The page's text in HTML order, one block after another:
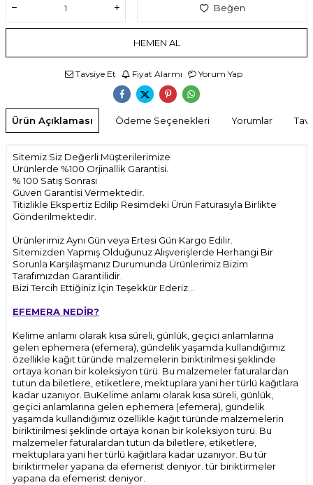
Beğen
HEMEN AL
Tavsiye Et Fiyat Alarmı Yorum Yap
Ürün Açıklaması Ödeme Seçenekleri Yorumlar
Sitemiz Siz Değerli Müşterilerimize
Ürünlerde %100 Orjinallik Garantisi.
% 100 Satış Sonrası
Güven Garantisi Vermektedir.
Titizlikle Ekspertiz Edilip Resimdeki Ürün Faturasıyla Birlikte
Gönderilmektedir.
Ürünlerimiz Aynı Gün veya Ertesi Gün Kargo Edilir.
Sitemizden Yapmış Olduğunuz Alışverişlerde Herhangi Bir
Sorunla Karşılaşmanız Durumunda Ürünlerimiz Bizim
Tarafımızdan Garantilidir.
Bizi Tercih Ettiğiniz İçin Teşekkür Ederiz...
EFEMERA NEDİR?
Kelime anlamı olarak kısa süreli, günlük, geçici anlamlarına
gelen ephemera (efemera), gündelik yaşamda kullandığımız
özellikle kağıt türünde malzemelerin biriktirilmesi şeklinde
ortaya konan bir koleksiyon türü. Bu malzemeler faturalardan
tutun da biletlere, etiketlere, mektuplara yani her türlü kağıtlara
kadar uzanıyor. BuKelime anlamı olarak kısa süreli, günlük,
geçici anlamlarına gelen ephemera (efemera), gündelik
yaşamda kullandığımız özellikle kağıt türünde malzemelerin
biriktirilmesi şeklinde ortaya konan bir koleksiyon türü. Bu
malzemeler faturalardan tutun da biletlere, etiketlere,
mektuplara yani her türlü kağıtlara kadar uzanıyor. Bu tür
biriktirmeler yapana da efemerist deniyor. tür biriktirmeler
yapana da efemerist deniyor.